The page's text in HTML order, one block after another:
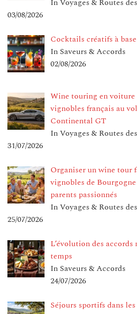
03/08/2026
Cocktails créatifs à
In Saveurs & Accords
02/08/2026
Wine touring en voiture
vignobles français au
Continental GT
In Voyages & Routes
31/07/2026
Organiser un wine tour
vignobles de
parents passionnés
In Voyages & Routes
25/07/2026
L’évolution des
temps
In Saveurs & Accords
24/07/2026
Séjours sportifs dans